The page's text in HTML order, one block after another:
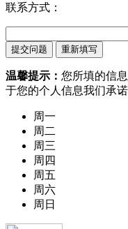
联系方式：
温馨提示： 您所填的信
于您的个人信息我们承
周一
周二
周三
周四
周五
周六
周日